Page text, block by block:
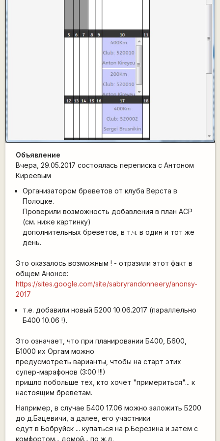
Объявление
Вчера, 29.05.2017 состоялась переписка с Антоном
Киреевым
Организатором бреветов от клуба Верста в
Полоцке.
Проверили возможность добавления в план АСР
(см. ниже картинку)
дополнительных бреветов, в т.ч. в один и тот же
день.
Это оказалось возможным ! - отразили этот факт в
общем Анонсе:
https://sites.google.com/site/sabryrandonneery/anonsy-
2017
т.е. добавили новый Б200 10.06.2017 (параллельно
Б400 10.06 !).
Это означает, что при планировании Б400, Б600,
Б1000 их Оргам можно
предусмотреть варианты, чтобы на старт этих
супер-марафонов (3:00 !!!)
пришло побольше тех, кто хочет "примериться"... к
настоящим бреветам.
Например, в случае Б400 17.06 можно заложить Б200
до д.Бацевичи, а далее, его участники
едут в Бобруйск ... купаться на р.Березина и затем с
комфортом... домой... по ж.д.